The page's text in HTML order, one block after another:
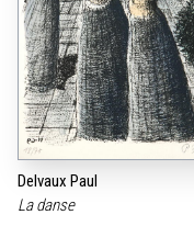
Delvaux Paul
La danse